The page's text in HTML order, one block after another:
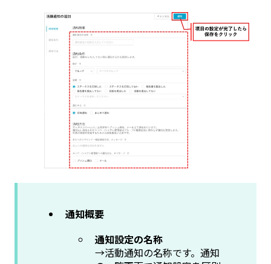
通知概要
通知設定の名称
→活動通知の名称です。通知